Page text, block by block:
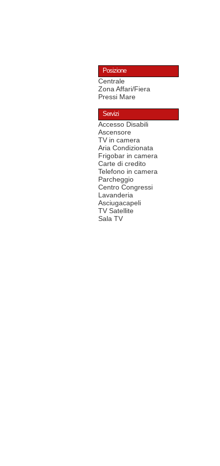
Posizione
Centrale
Zona Affari/Fiera
Pressi Mare
Servizi
Accesso Disabili
Ascensore
TV in camera
Aria Condizionata
Frigobar in camera
Carte di credito
Telefono in camera
Parcheggio
Centro Congressi
Lavanderia
Asciugacapeli
TV Satellite
Sala TV